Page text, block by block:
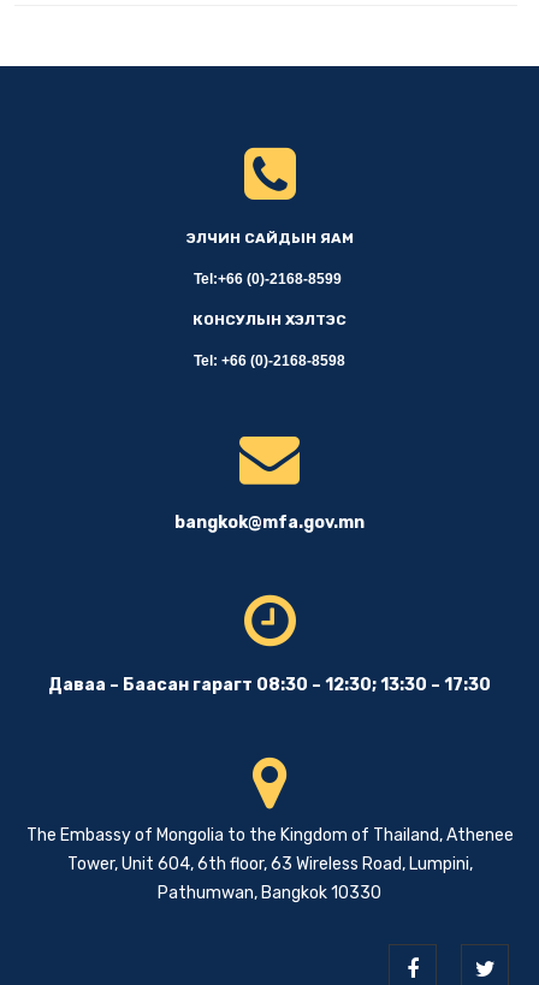
ЭЛЧИН САЙДЫН ЯАМ
Tel:+66 (0)-2168-8599
КОНСУЛЫН ХЭЛТЭС
Tel: +66 (0)-2168-8598
bangkok@mfa.gov.mn
Даваа – Баасан гарагт 08:30 – 12:30; 13:30 – 17:30
The Embassy of Mongolia to the Kingdom of Thailand, Athenee
Tower, Unit 604, 6th floor, 63 Wireless Road, Lumpini,
Pathumwan, Bangkok 10330